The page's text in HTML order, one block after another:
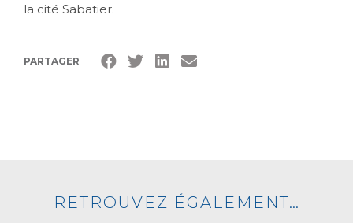
la cité Sabatier.
PARTAGER
RETROUVEZ ÉGALEMENT…